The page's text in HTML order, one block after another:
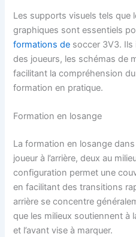
Les supports visuels tels que
graphiques sont essentiels
formations de soccer 3V3.
des joueurs, les schémas de
facilitant la compréhension
formation en pratique.
Formation en losange
La formation en losange
joueur à l’arrière, deux au
configuration permet une
en facilitant des transitions
arrière se concentre
que les milieux soutiennent à
et l’avant vise à marquer.